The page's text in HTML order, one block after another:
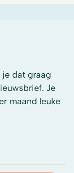
dat graag
Je
maand leuke